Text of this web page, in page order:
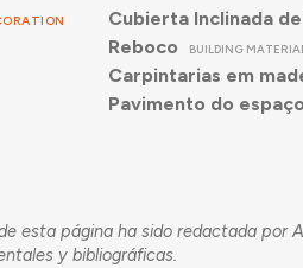
Cubierta Inclinada
Reboco BUILDING
Carpintarias em
Pavimento do
esta página ha sido redactada por
y bibliográficas.